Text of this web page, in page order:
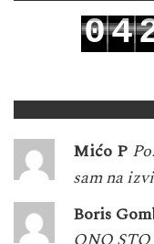
04
Mićo P
sam na
Boris